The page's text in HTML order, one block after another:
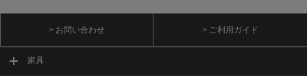
> お問い合わせ > ご利用ガイド
家具